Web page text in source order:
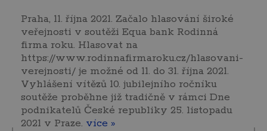
Praha, 11. října 2021. Začalo hlasování široké
veřejnosti v soutěži Equa bank Rodinná
firma roku. Hlasovat na
https://www.rodinnafirmaroku.cz/hlasovani-
verejnosti/ je možné od 11. do 31. října 2021.
Vyhlášení vítězů 10. jubilejního ročníku
soutěže proběhne již tradičně v rámci Dne
podnikatelů České republiky 25. listopadu
2021 v Praze. více »